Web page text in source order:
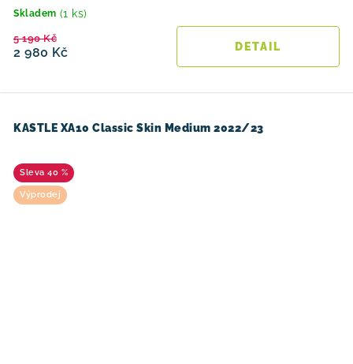
Skladem (1 ks)
2 980 Kč
5 190 Kč
KASTLE XA10 Classic Skin Medium 2022/23
40 %
Výprodej